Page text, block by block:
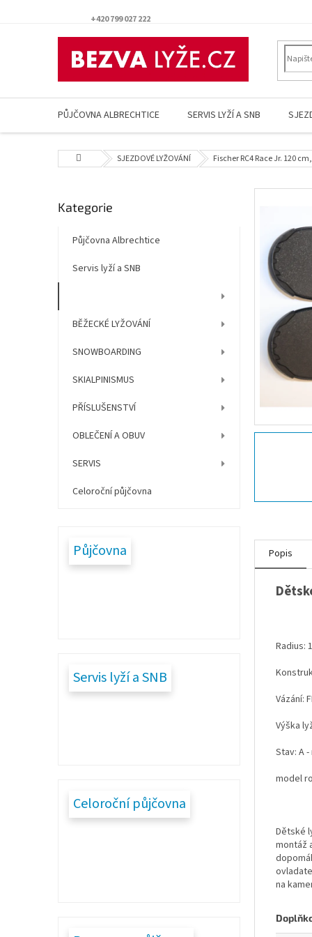
+420 799 027 222
PŮJČOVNA ALBRECHTICE SERVIS LYŽÍ A SNB
Domů SJEZDOVÉ LYŽOVÁNÍ Fischer RC4 Race Jr. 120
o
n
Přeskočit
Kategorie
Půjčovna Albrechtice
Servis lyží a SNB
BĚŽECKÉ LYŽOVÁNÍ
SNOWBOARDING
SKIALPINISMUS
PŘÍSLUŠENSTVÍ
OBLEČENÍ A OBUV
SERVIS
Celoroční půjčovna
Půjčovna
Servis lyží a SNB
Celoroční půjčovna
Popis
Radius:
Vázání:
Výška
Stav: A
model
Dětské
montáž
na